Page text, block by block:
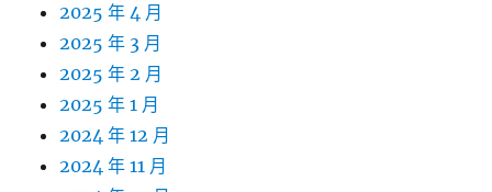
2025 年 4 月
2025 年 3 月
2025 年 2 月
2025 年 1 月
2024 年 12 月
2024 年 11 月